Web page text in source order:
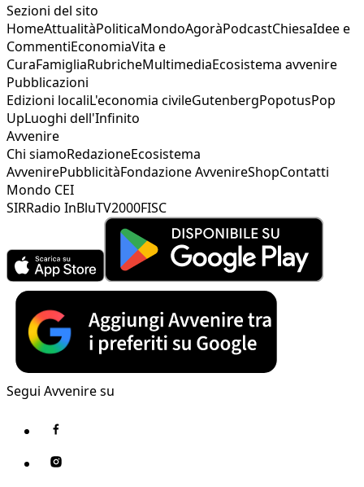
Sezioni del sito
HomeAttualitàPoliticaMondoAgoràPodcastChiesaIdee e
CommentiEconomiaVita e
CuraFamigliaRubricheMultimediaEcosistema avvenire
Pubblicazioni
Edizioni localiL'economia civileGutenbergPopotusPop
UpLuoghi dell'Infinito
Avvenire
Chi siamoRedazioneEcosistema
AvvenirePubblicitàFondazione AvvenireShopContatti
Mondo CEI
SIRRadio InBluTV2000FISC
Segui Avvenire su